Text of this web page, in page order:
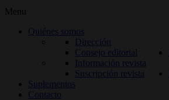
Menu
Quiénes somos
Dirección
Consejo editorial
Información revista
Suscripción revista
Suplementos
Contacto